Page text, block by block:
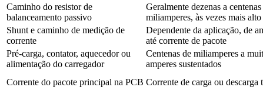
Caminho do resistor de
balanceamento passivo
Geralmente dezenas a
miliamperes, às vezes mais alto
Shunt e caminho de medição de
corrente
Dependente da aplicação, de
até corrente de pacote
Pré-carga, contator, aquecedor ou
alimentação do carregador
Centenas de miliamperes a
amperes sustentados
Corrente do pacote principal na PCB Corrente de carga ou descarga